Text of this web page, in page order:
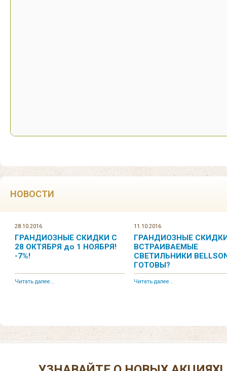
НОВОСТИ
28.10.2016
ГРАНДИОЗНЫЕ СКИДКИ С
28 ОКТЯБРЯ до 1 НОЯБРЯ!
-7%!
Читать далее...
11.10.2016
ГРАНДИОЗНЫЕ
ВСТРАИВАЕМЫЕ
СВЕТИЛЬНИКИ
ГОТОВЫ?
Читать далее...